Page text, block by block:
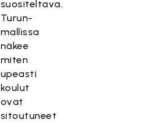
suositeltava.
Turun-
mallissa
näkee
miten
upeasti
koulut
ovat
sitoutuneet